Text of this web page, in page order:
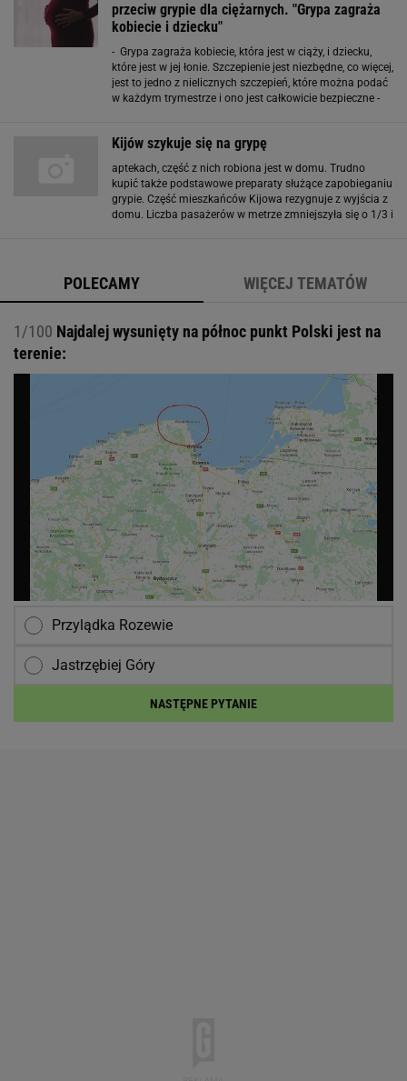
przeciw grypie dla ciężarnych. "Grypa zagraża
kobiecie i dziecku"
- Grypa zagraża kobiecie, która jest w ciąży, i dziecku,
które jest w jej łonie. Szczepienie jest niezbędne, co więcej,
jest to jedno z nielicznych szczepień, które można podać
w każdym trymestrze i ono jest całkowicie bezpieczne -
Kijów szykuje się na grypę
aptekach, część z nich robiona jest w domu. Trudno
kupić także podstawowe preparaty służące zapobieganiu
grypie. Część mieszkańców Kijowa rezygnuje z wyjścia z
domu. Liczba pasażerów w metrze zmniejszyła się o 1/3 i
POLECAMY WIĘCEJ TEMATÓW
1/100 Najdalej wysunięty na północ punkt Polski jest na
terenie:
Przylądka Rozewie
Jastrzębiej Góry
NASTĘPNE PYTANIE